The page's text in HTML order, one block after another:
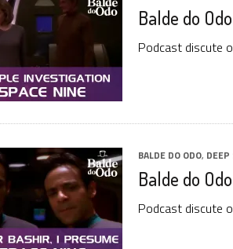
Balde do
Podcast discute
BALDE DO ODO,
Balde do
Podcast discute